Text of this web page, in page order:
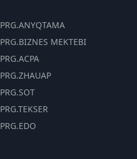
PRG.ANYQTAMA
PRG.BIZNES MEKTEBI
PRG.ACPA
PRG.ZHAUAP
PRG.SOT
PRG.TEKSER
PRG.EDO